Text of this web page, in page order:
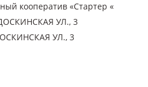
кооператив «Стартер «
УЛ., 3
УЛ., 3